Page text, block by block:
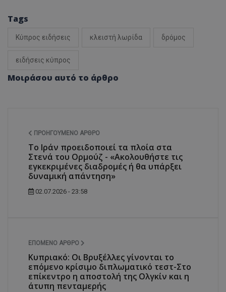
Tags
Κύπρος ειδήσεις κλειστή λωρίδα δρόμος
ειδήσεις κύπρος
Μοιράσου αυτό το άρθρο
ΠΡΟΗΓΟΎΜΕΝΟ ΆΡΘΡΟ
Το Ιράν προειδοποιεί τα πλοία στα
Στενά του Ορμούζ - «Ακολουθήστε τις
εγκεκριμένες διαδρομές ή θα υπάρξει
δυναμική απάντηση»
02.07.2026 - 23:58
ΕΠΌΜΕΝΟ ΆΡΘΡΟ
Κυπριακό: Οι Βρυξέλλες γίνονται το
επόμενο κρίσιμο διπλωματικό τεστ-Στο
επίκεντρο η αποστολή της Ολγκίν και η
άτυπη πενταμερής